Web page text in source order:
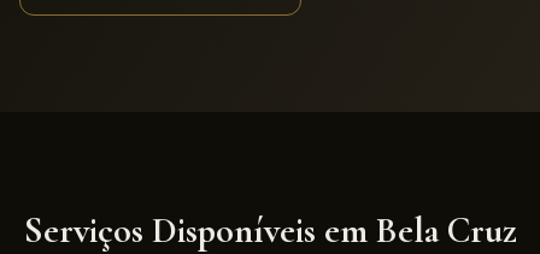
Serviços Disponíveis emBela Cruz